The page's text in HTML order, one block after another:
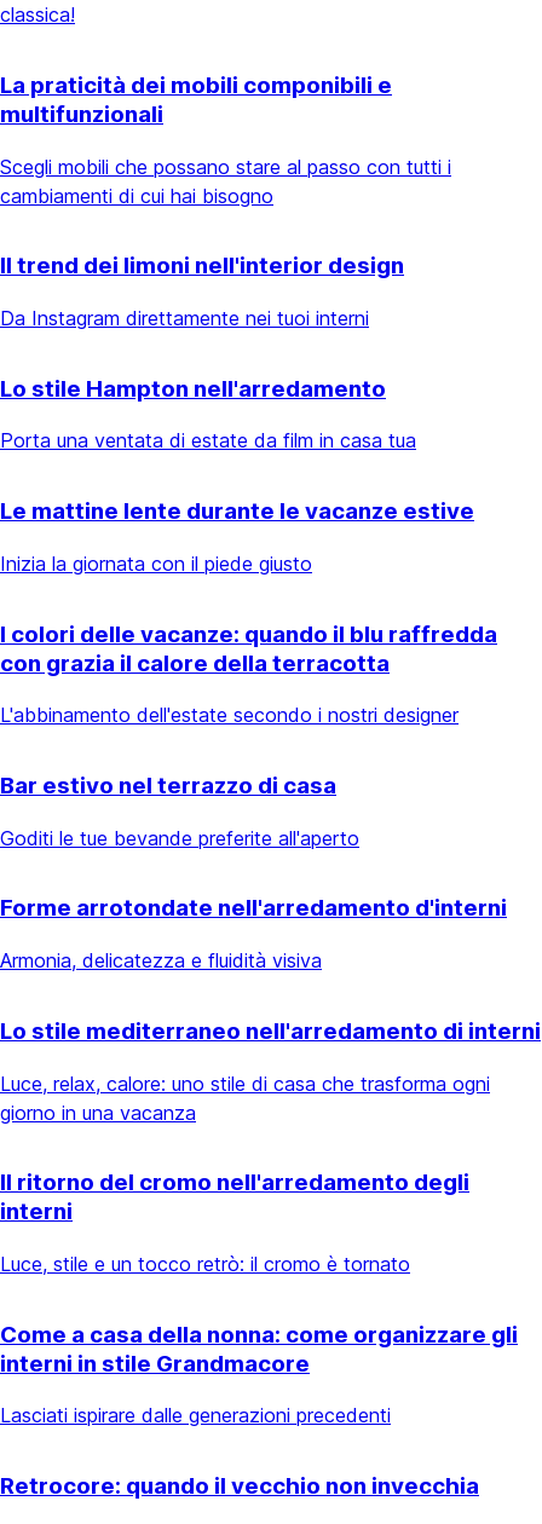
classica!
La praticità dei mobili componibili e
multifunzionali
Scegli mobili che possano stare al passo con tutti i
cambiamenti di cui hai bisogno
Il trend dei limoni nell'interior design
Da Instagram direttamente nei tuoi interni
Lo stile Hampton nell'arredamento
Porta una ventata di estate da film in casa tua
Le mattine lente durante le vacanze estive
Inizia la giornata con il piede giusto
I colori delle vacanze: quando il blu raffredda
con grazia il calore della terracotta
L'abbinamento dell'estate secondo i nostri designer
Bar estivo nel terrazzo di casa
Goditi le tue bevande preferite all'aperto
Forme arrotondate nell'arredamento d'interni
Armonia, delicatezza e fluidità visiva
Lo stile mediterraneo nell'arredamento di interni
Luce, relax, calore: uno stile di casa che trasforma ogni
giorno in una vacanza
Il ritorno del cromo nell'arredamento degli
interni
Luce, stile e un tocco retrò: il cromo è tornato
Come a casa della nonna: come organizzare gli
interni in stile Grandmacore
Lasciati ispirare dalle generazioni precedenti
Retrocore: quando il vecchio non invecchia